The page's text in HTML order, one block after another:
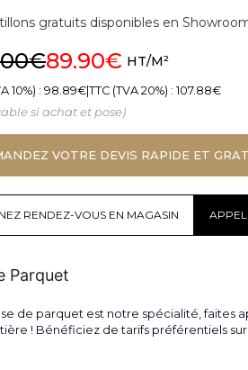
gratuits disponibles en
€89.90€ HT/M²
10%) : 98.89€ TTC (TVA 20%) : 107.88€
si achat et pose)
VOTRE DEVIS RAPIDE ET
RENDEZ-VOUS EN MAGASIN
Parquet
de parquet est notre spécialité, faites
! Bénéficiez de tarifs préférentiels